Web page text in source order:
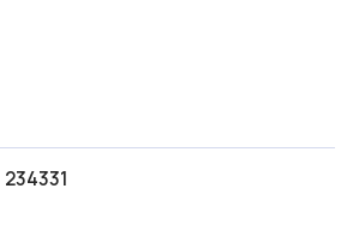
234331